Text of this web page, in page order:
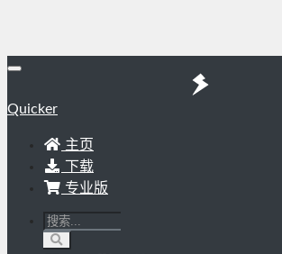
Quicker
主页
下载
专业版